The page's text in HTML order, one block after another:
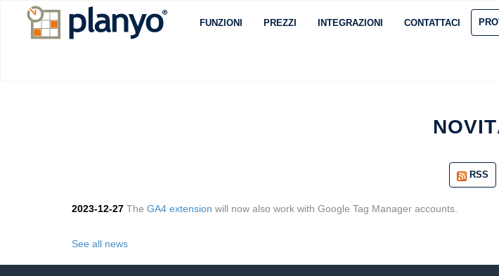
FUNZIONI PREZZI INTEGRAZIONI CONTATTACI
RSS
2023-12-27 The GA4 extension will now also work with Google Tag Manager accounts.
See all news